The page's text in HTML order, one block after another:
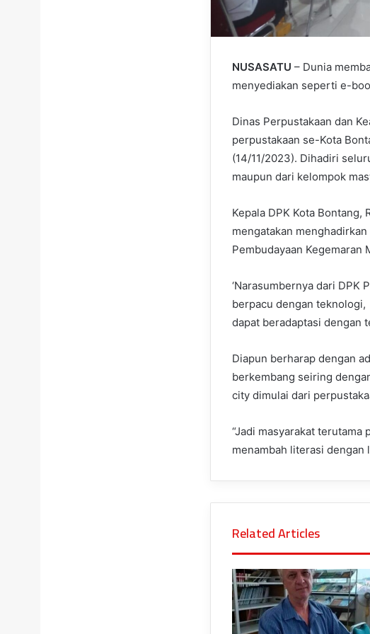
NUSASATU – Dunia
menyediakan seperti e-
Dinas Perpustakaan dan
perpustakaan se-Kota
(14/11/2023). Dihadiri
maupun dari kelompok
Kepala DPK Kota Bontang,
mengatakan
Pembudayaan Kegemaran
‘Narasumbernya dari DPK
berpacu dengan teknologi,
dapat beradaptasi dengan
Diapun berharap dengan
berkembang seiring
city dimulai dari
“Jadi masyarakat
menambah literasi dengan
Related Articles